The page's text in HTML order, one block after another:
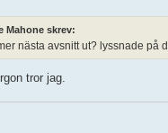
Mahone skrev:
nästa avsnitt ut? lyssnade på
tror jag.